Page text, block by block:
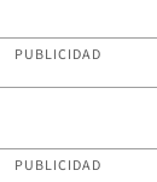
PUBLICIDAD
PUBLICIDAD